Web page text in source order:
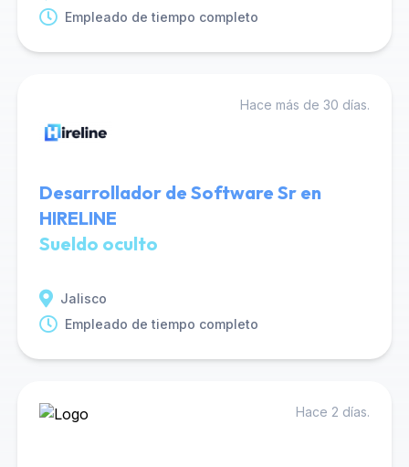
Empleado de tiempo completo
Hace más de 30 días.
Desarrollador de Software Sr en
HIRELINE
Sueldo oculto
Jalisco
Empleado de tiempo completo
Hace 2 días.